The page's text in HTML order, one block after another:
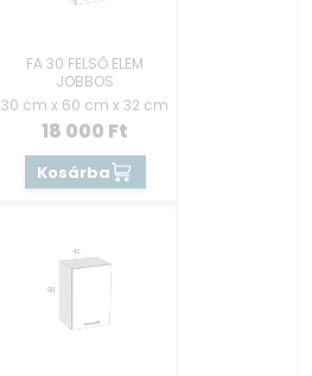
FA 30 FELSŐ ELEM
JOBBOS
30 cm x 60 cm x 32 cm
18 000 Ft
Kosárba